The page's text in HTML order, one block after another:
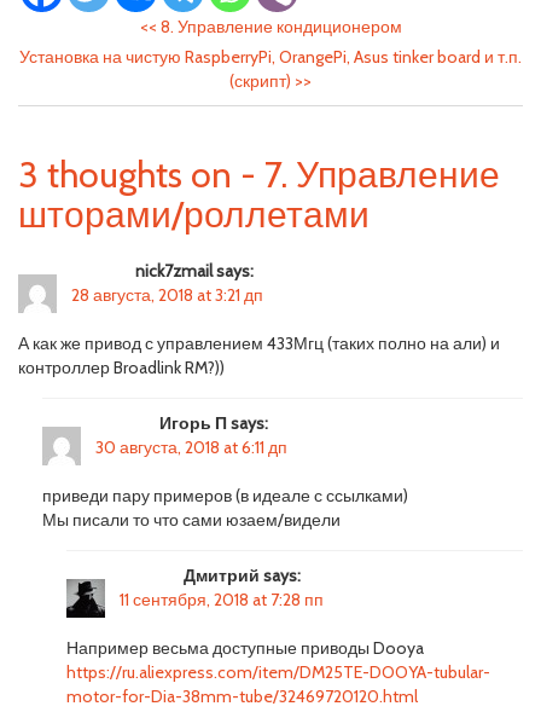
<< 8. Управление кондиционером
Установка на чистую RaspberryPi, OrangePi, Asus tinker board и т.п.
(скрипт) >>
3 thoughts on - 7. Управление
шторами/роллетами
nick7zmail says:
28 августа, 2018 at 3:21 дп
А как же привод с управлением 433Мгц (таких полно на али) и
контроллер Broadlink RM?))
Игорь П says:
30 августа, 2018 at 6:11 дп
приведи пару примеров (в идеале с ссылками)
Мы писали то что сами юзаем/видели
Дмитрий says:
11 сентября, 2018 at 7:28 пп
Например весьма доступные приводы Dooya
https://ru.aliexpress.com/item/DM25TE-DOOYA-tubular-
motor-for-Dia-38mm-tube/32469720120.html